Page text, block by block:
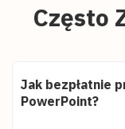
Często
Jak bezpłatnie
PowerPoint?